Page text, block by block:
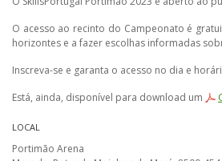
O acesso ao recinto do Campeonato é
horizontes e a fazer escolhas informadas
Inscreva-se e garanta o acesso no dia e
Está, ainda, disponível para download um
LOCAL
Portimão Arena